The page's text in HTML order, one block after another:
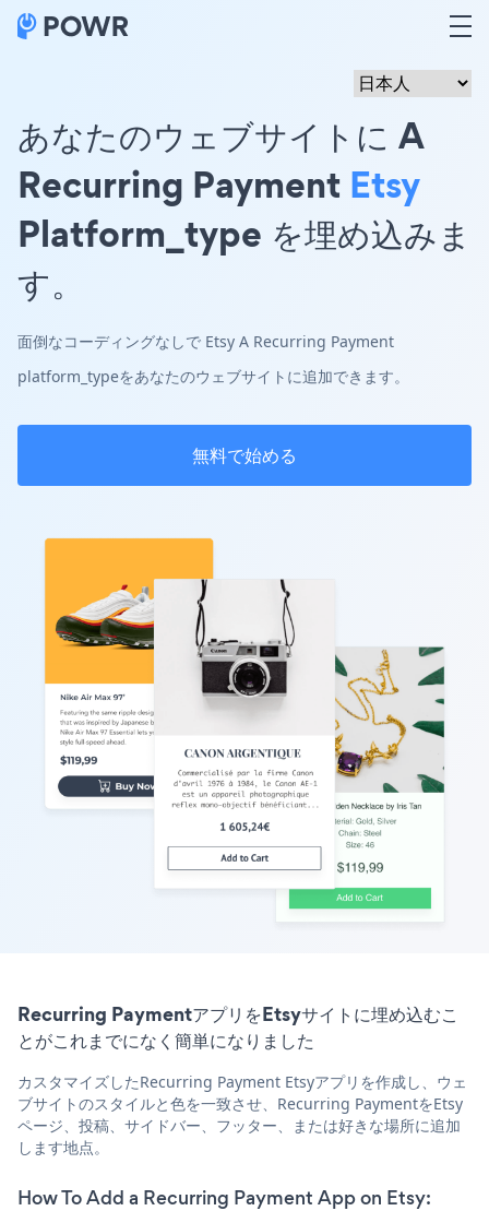
あなたのウェブサイトに A
Recurring Payment Etsy
Platform_type を埋め込みま
す。
面倒なコーディングなしで Etsy A Recurring Payment
platform_typeをあなたのウェブサイトに追加できます。
無料で始める
Recurring PaymentアプリをEtsyサイトに埋め込むこ
とがこれまでになく簡単になりました
カスタマイズしたRecurring Payment Etsyアプリを作成し、ウェ
ブサイトのスタイルと色を一致させ、Recurring PaymentをEtsy
ページ、投稿、サイドバー、フッター、または好きな場所に追加
します地点。
How To Add a Recurring Payment App on Etsy: